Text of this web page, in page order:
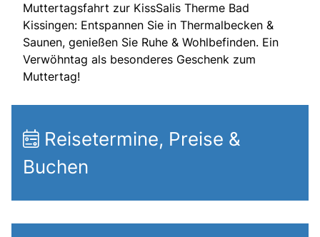
Muttertagsfahrt zur KissSalis Therme Bad
Kissingen: Entspannen Sie in Thermalbecken &
Saunen, genießen Sie Ruhe & Wohlbefinden. Ein
Verwöhntag als besonderes Geschenk zum
Muttertag!
Reisetermine, Preise &
Buchen